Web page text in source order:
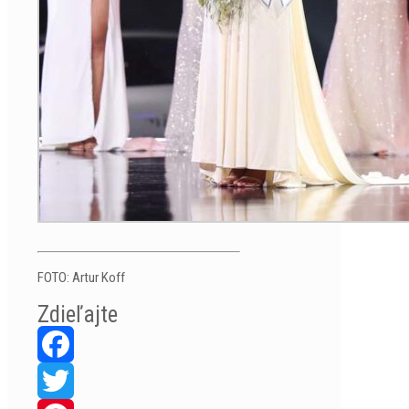
FOTO: Artur Koff
Zdieľajte
Facebook